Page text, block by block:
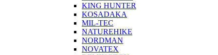
KING HUNTER
KOSADAKA
MIL-TEC
NATUREHIKE
NORDMAN
NOVATEX